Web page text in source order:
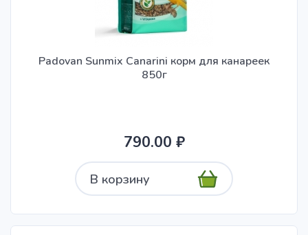
Padovan Sunmix Canarini корм для канареек
850г
790.00 ₽
В корзину